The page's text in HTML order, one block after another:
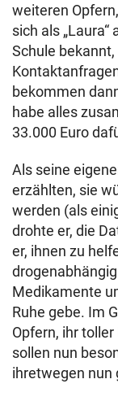
weiteren
sich als
Schule
bekommen
habe alles
33.000 Euro
Als seine
erzählten, sie
werden (als
drohte er, die
er, ihnen zu
Medikamente
Ruhe gebe. Im
Opfern, ihr
sollen nun
ihretwegen nun